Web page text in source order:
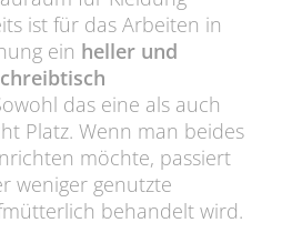
ist für das Arbeiten in
ein heller und
das eine als auch
Platz. Wenn man beides
möchte, passiert
weniger genutzte
behandelt wird.